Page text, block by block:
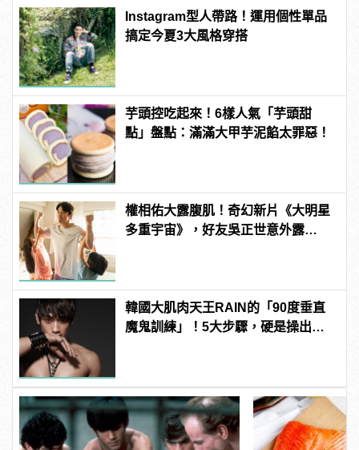
Instagram型人帶路！運用個性單品
搞定今夏3大風格穿搭
芋頭控吃起來！6樣人氣「芋頭甜
點」盤點：滿滿大甲芋泥餡太罪惡！
權相佑大露腹肌！奇幻新片《大明星
多重宇宙》，好友吳正世意外露
韓國大肌肉天王RAIN的「90度垂直
魔鬼訓練」！5大步驟，硬是操出你